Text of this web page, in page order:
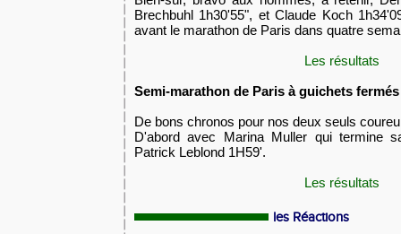
Brechbuhl 1h30'55", et Claude Koch
avant le marathon de Paris dans quatre
Les résultats
Semi-marathon de Paris à guichets fermés
De bons chronos pour nos deux seuls
D'abord avec Marina Muller qui termine
Patrick Leblond 1H59'.
Les résultats
les Réactions